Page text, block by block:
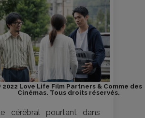
2022 Love Life Film Partners & Comme des
Cinémas. Tous droits réservés.
cérébral pourtant dans